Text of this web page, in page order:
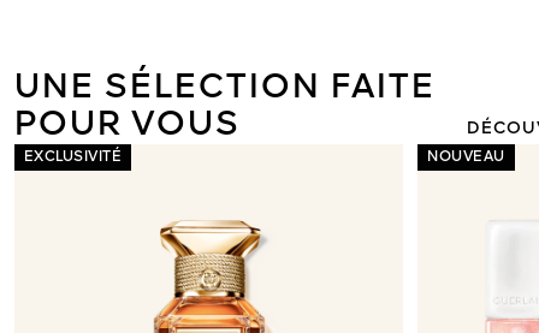
EXCLUSIVITÉ NOUVEAU
UNE SÉLECTION FAITE
POUR VOUS